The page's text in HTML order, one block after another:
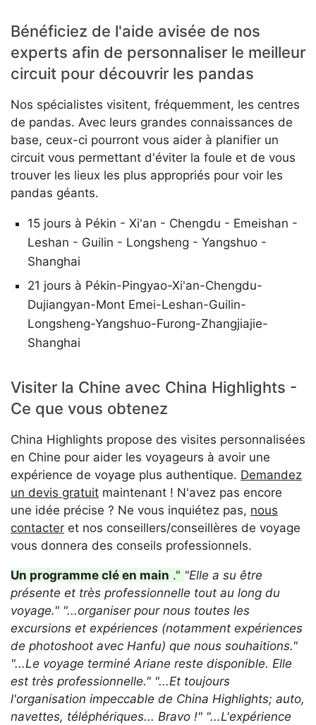
Bénéficiez de l'aide avisée de nos
experts afin de personnaliser le meilleur
circuit pour découvrir les pandas
Nos spécialistes visitent, fréquemment, les centres
de pandas. Avec leurs grandes connaissances de
base, ceux-ci pourront vous aider à planifier un
circuit vous permettant d'éviter la foule et de vous
trouver les lieux les plus appropriés pour voir les
pandas géants.
15 jours à Pékin - Xi'an - Chengdu - Emeishan -
Leshan - Guilin - Longsheng - Yangshuo -
Shanghai
21 jours à Pékin-Pingyao-Xi'an-Chengdu-
Dujiangyan-Mont Emei-Leshan-Guilin-
Longsheng-Yangshuo-Furong-Zhangjiajie-
Shanghai
Visiter la Chine avec China Highlights -
Ce que vous obtenez
China Highlights propose des visites personnalisées
en Chine pour aider les voyageurs à avoir une
expérience de voyage plus authentique. Demandez
un devis gratuit maintenant ! N'avez pas encore
une idée précise ? Ne vous inquiétez pas, nous
contacter et nos conseillers/conseillères de voyage
vous donnera des conseils professionnels.
Un programme clé en main ." "Elle a su être
présente et très professionnelle tout au long du
voyage." "...organiser pour nous toutes les
excursions et expériences (notamment expériences
de photoshoot avec Hanfu) que nous souhaitions."
"...Le voyage terminé Ariane reste disponible. Elle
est très professionnelle." "...Et toujours
l'organisation impeccable de China Highlights; auto,
navettes, téléphériques... Bravo !" "...L'expérience